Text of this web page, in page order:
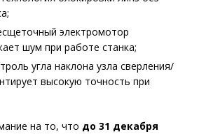
электромотор
шум при работе станка;
угла наклона узла сверления/
высокую точность при
на то, что до 31 декабря